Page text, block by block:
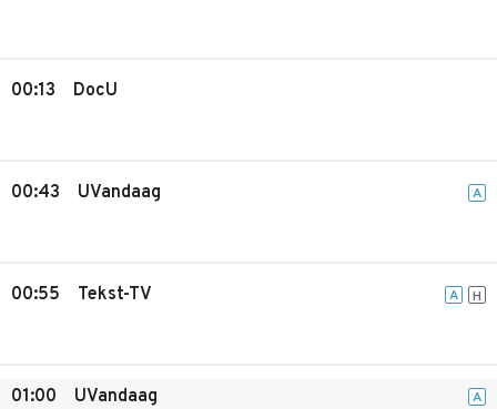
00:13 DocU
00:43 UVandaag A
00:55 Tekst-TV A H
01:00 UVandaag A